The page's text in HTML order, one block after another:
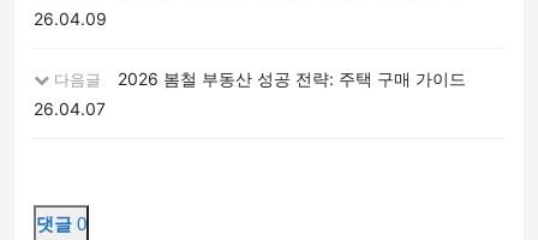
26.04.09
다음글
2026 봄철 부동산 성공 전략: 주택 구매 가이드
26.04.07
댓글 0